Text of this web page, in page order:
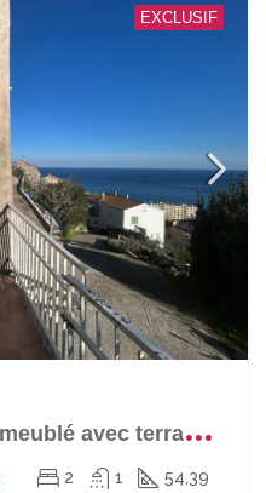
EXCLUSIF
A
ppartement 3 pièces meublé avec terrasse et parking à BASTIA (Saint-Antoine)
2 1 54,39